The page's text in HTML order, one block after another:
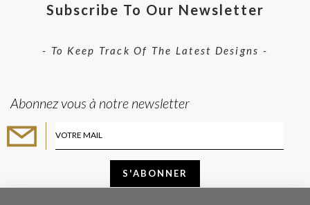
Subscribe To Our Newsletter
- To Keep Track Of The Latest Designs -
Abonnez vous à notre newsletter